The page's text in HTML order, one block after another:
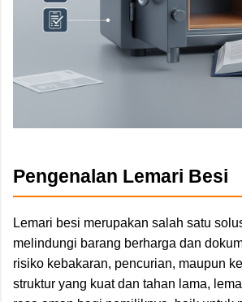
Pengenalan Lemari Besi
Lemari besi merupakan salah satu
melindungi barang berharga dan
risiko kebakaran, pencurian, maupun
struktur yang kuat dan tahan lama,